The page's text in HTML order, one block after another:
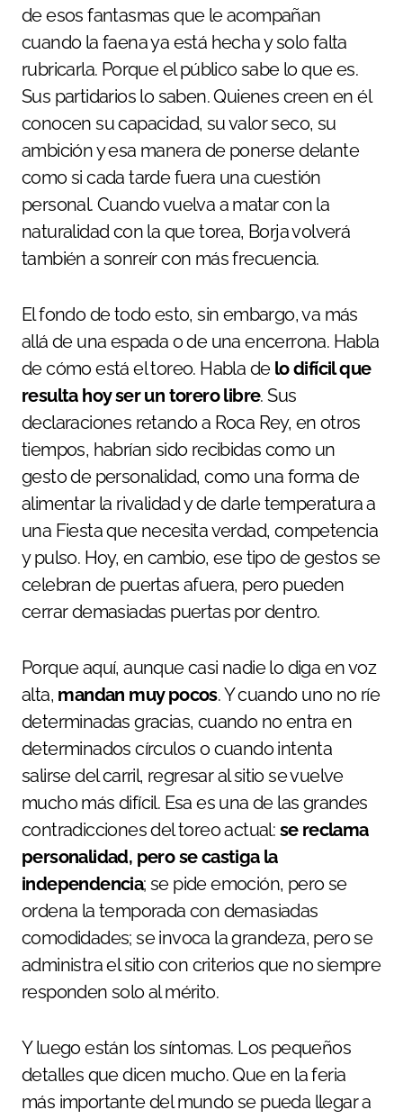
de esos fantasmas que le acompañan
cuando la faena ya está hecha y solo falta
rubricarla. Porque el público sabe lo que es.
Sus partidarios lo saben. Quienes creen en él
conocen su capacidad, su valor seco, su
ambición y esa manera de ponerse delante
como si cada tarde fuera una cuestión
personal. Cuando vuelva a matar con la
naturalidad con la que torea, Borja volverá
también a sonreír con más frecuencia.
El fondo de todo esto, sin embargo, va más
allá de una espada o de una encerrona. Habla
de cómo está el toreo. Habla de lo difícil que
resulta hoy ser un torero libre. Sus
declaraciones retando a Roca Rey, en otros
tiempos, habrían sido recibidas como un
gesto de personalidad, como una forma de
alimentar la rivalidad y de darle temperatura a
una Fiesta que necesita verdad, competencia
y pulso. Hoy, en cambio, ese tipo de gestos se
celebran de puertas afuera, pero pueden
cerrar demasiadas puertas por dentro.
Porque aquí, aunque casi nadie lo diga en voz
alta, mandan muy pocos. Y cuando uno no ríe
determinadas gracias, cuando no entra en
determinados círculos o cuando intenta
salirse del carril, regresar al sitio se vuelve
mucho más difícil. Esa es una de las grandes
contradicciones del toreo actual: se reclama
personalidad, pero se castiga la
independencia; se pide emoción, pero se
ordena la temporada con demasiadas
comodidades; se invoca la grandeza, pero se
administra el sitio con criterios que no siempre
responden solo al mérito.
Y luego están los síntomas. Los pequeños
detalles que dicen mucho. Que en la feria
más importante del mundo se pueda llegar a